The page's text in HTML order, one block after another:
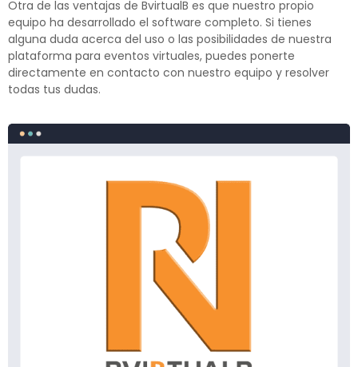
Otra de las ventajas de BvirtualB es que nuestro propio
equipo ha desarrollado el software completo. Si tienes
alguna duda acerca del uso o las posibilidades de nuestra
plataforma para eventos virtuales, puedes ponerte
directamente en contacto con nuestro equipo y resolver
todas tus dudas.